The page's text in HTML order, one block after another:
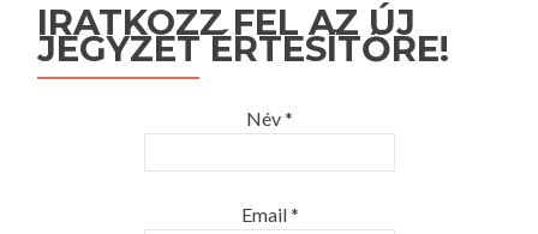
IRATKOZZ FEL AZ ÚJ
JEGYZET ÉRTESÍTŐRE!
Név *
Email *